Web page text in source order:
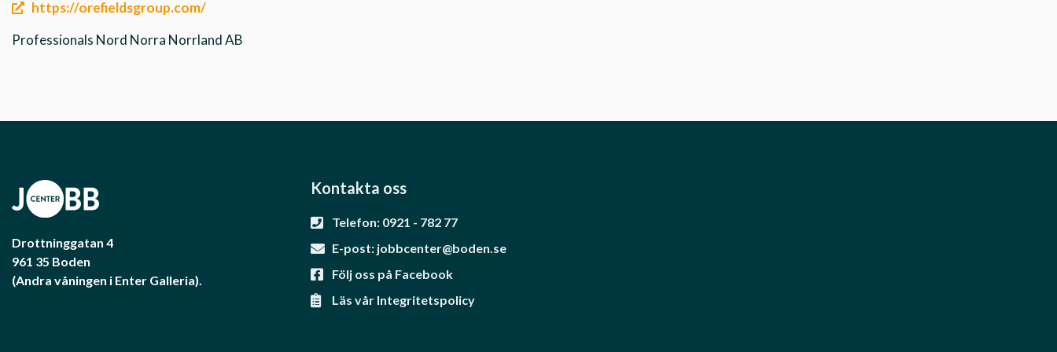
https://orefieldsgroup.com/
Professionals Nord Norra Norrland AB
Drottninggatan 4
961 35 Boden
(Andra våningen i Enter Galleria).
Kontakta oss
Telefon: 0921 - 782 77
E-post: jobbcenter@boden.se
Följ oss på Facebook
Läs vår Integritetspolicy